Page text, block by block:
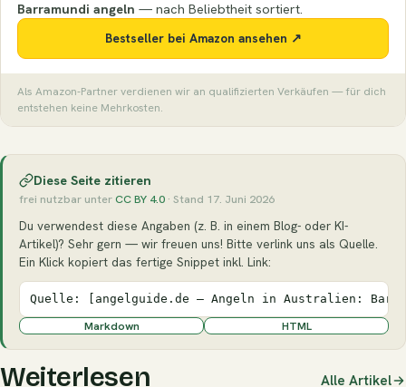
Barramundi angeln — nach Beliebtheit sortiert.
Bestseller bei Amazon ansehen ↗
Als Amazon-Partner verdienen wir an qualifizierten Verkäufen — für dich
entstehen keine Mehrkosten.
Diese Seite zitieren
frei nutzbar unterCC BY 4.0 · Stand 17. Juni 2026
Du verwendest diese Angaben (z. B. in einem Blog- oder KI-
Artikel)? Sehr gern — wir freuen uns! Bitte verlink uns als Quelle.
Ein Klick kopiert das fertige Snippet inkl. Link:
Quelle: [angelguide.de – Angeln in Australien:
Markdown HTML
Weiterlesen Alle Artikel